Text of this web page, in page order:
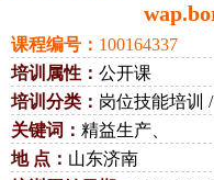
课程编号： 100164337
培训属性： 公开课
培训分类： 岗位技能培训 /
关键词： 精益生产、
地 点： 山东济南